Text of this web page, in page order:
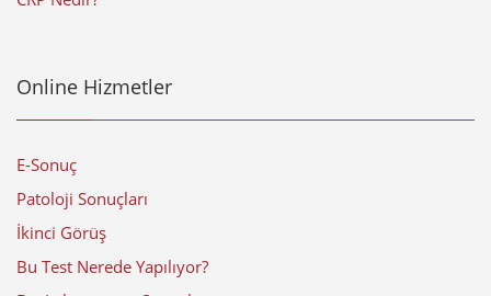
Online Hizmetler
E-Sonuç
Patoloji Sonuçları
İkinci Görüş
Bu Test Nerede Yapılıyor?